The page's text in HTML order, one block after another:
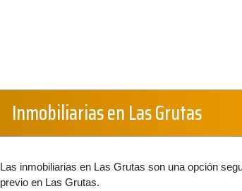
Inmobiliarias en Las Grutas
Las inmobiliarias en Las Grutas son una opción
previo en Las Grutas.